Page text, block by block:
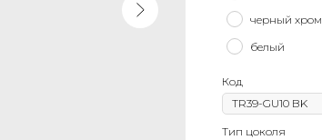
черный хром
белый
Код
Тип цоколя